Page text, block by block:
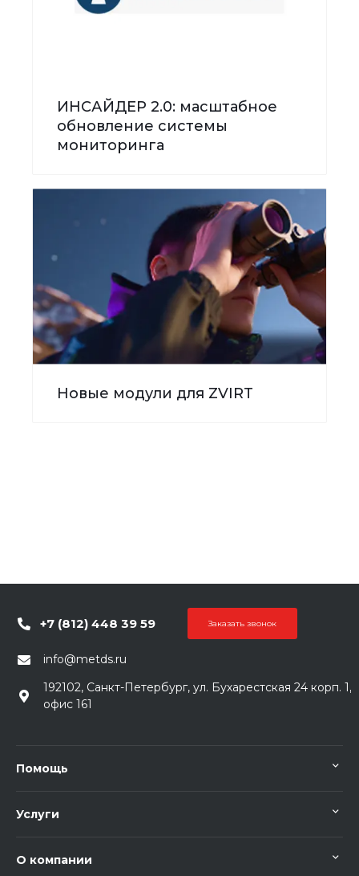
ИНСАЙДЕР 2.0: масштабное
обновление системы
мониторинга
Новые модули для ZVIRT
+7 (812) 448 39 59 Заказать звонок
info@metds.ru
192102, Санкт-Петербург, ул. Бухарестская 24 корп. 1,
офис 161
Помощь
Услуги
О компании